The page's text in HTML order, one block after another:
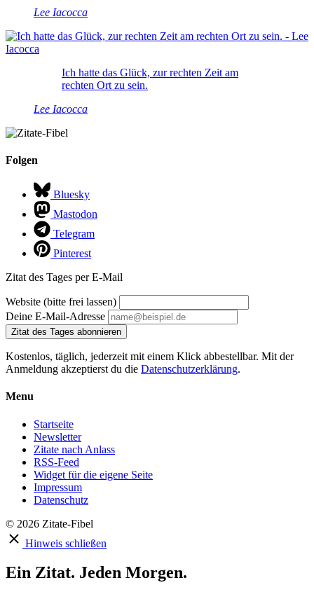
Lee Iacocca
Ich hatte das Glück, zur rechten Zeit am
rechten Ort zu sein.
Lee Iacocca
Folgen
Bluesky
Mastodon
Telegram
Pinterest
Zitat des Tages per E-Mail
Website (bitte frei lassen)
Deine E-Mail-Adresse
Zitat des Tages abonnieren
Kostenlos, täglich, jederzeit mit einem Klick abbestellbar. Mit der
Anmeldung akzeptierst du die Datenschutzerklärung.
Menu
Startseite
Newsletter
Zitate nach Anlass
RSS-Feed
Widget für die eigene Seite
Impressum
Datenschutz
© 2026 Zitate-Fibel
Hinweis schließen
Ein Zitat. Jeden Morgen.